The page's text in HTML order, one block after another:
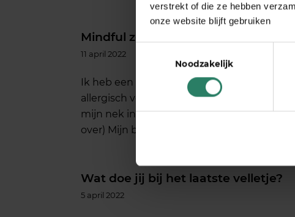
verstrekt of die ze hebben
onze website blijft gebruiken
Noodzakelijk
Mindful zonder zweverigheid
11 april 2022
Ik heb een afkeer van zweverigheid, kan
allergisch voor mediteren. Toch probeer
mijn nek in een bewierookte kamer of met
over) Mijn belangrijkste reden om niet te
Wat doe jij bij het laatste velletje?
5 april 2022